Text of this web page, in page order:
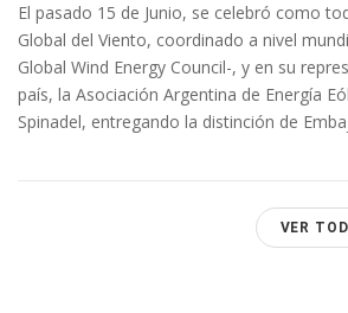
El pasado 15 de Junio, se celebró como
Global del Viento, coordinado a nivel
Global Wind Energy Council-, y en su
país, la Asociación Argentina de Energía
Spinadel, entregando la distinción de
VER